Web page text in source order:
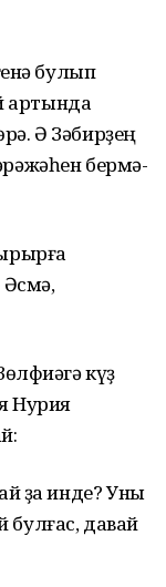
булып
артында
Ә Зәбирҙең
бермә-
күҙ
Нурия
ҙа инде? Уны
давай